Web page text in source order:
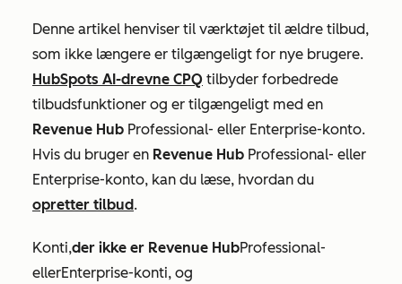
Denne artikel henviser til værktøjet til ældre tilbud,
som ikke længere er tilgængeligt for nye brugere.
HubSpots AI-drevne CPQ tilbyder forbedrede
tilbudsfunktioner og er tilgængeligt med en
Revenue Hub Professional- eller Enterprise-konto.
Hvis du bruger en Revenue Hub Professional- eller
Enterprise-konto, kan du læse, hvordan du
opretter tilbud.
Konti,der ikke er Revenue HubProfessional-
ellerEnterprise-konti, og